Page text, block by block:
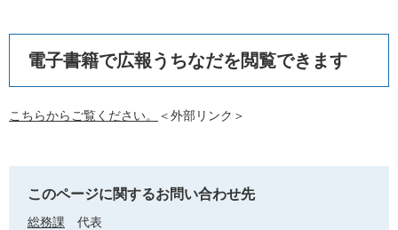
電子書籍で広報うちなだを閲覧できます
こちらからご覧ください。 ＜外部リンク＞
このページに関するお問い合わせ先
総務課
代表